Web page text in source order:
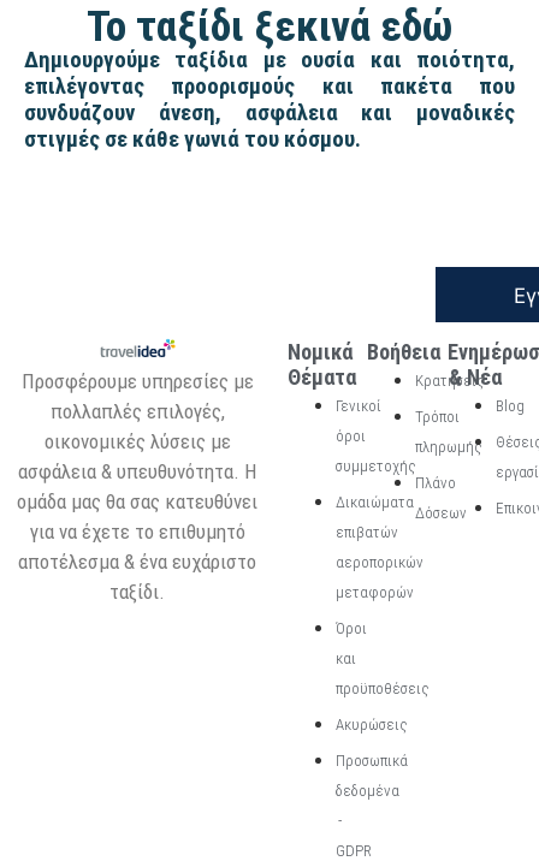
Το ταξίδι ξεκινά εδώ
Δημιουργούμε ταξίδια με ουσία και ποιότητα,
επιλέγοντας προορισμούς και πακέτα που
συνδυάζουν άνεση, ασφάλεια και μοναδικές
στιγμές σε κάθε γωνιά του κόσμου.
Προσφέρουμε υπηρεσίες με
πολλαπλές επιλογές,
οικονομικές λύσεις με
ασφάλεια & υπευθυνότητα. Η
ομάδα μας θα σας κατευθύνει
για να έχετε το επιθυμητό
αποτέλεσμα & ένα ευχάριστο
ταξίδι.
Νομικά
Θέματα
Γενικοί
όροι
συμμετοχής
Δικαιώματα
επιβατών
αεροπορικών
μεταφορών
Όροι
και
προϋποθέσεις
Ακυρώσεις
Προσωπικά
δεδομένα
-
GDPR
Βοήθεια
Κρατήσεις
Τρόποι
πληρωμής
Πλάνο
Δόσεων
& Νέα
Blog